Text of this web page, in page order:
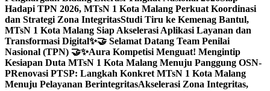
Hadapi TPN 2026, MTsN 1 Kota Malang Perkuat Koordinasi
dan Strategi Zona IntegritasStudi Tiru ke Kemenag Bantul,
MTsN 1 Kota Malang Siap Akselerasi Aplikasi Layanan dan
Transformasi Digital✨🤝 Selamat Datang Team Penilai
Nasional (TPN) 🤝✨Aura Kompetisi Menguat! Mengintip
Kesiapan Duta MTsN 1 Kota Malang Menuju Panggung OSN-
PRenovasi PTSP: Langkah Konkret MTsN 1 Kota Malang
Menuju Pelayanan BerintegritasAkselerasi Zona Integritas,